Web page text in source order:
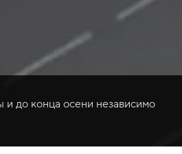
и до конца осени независимо